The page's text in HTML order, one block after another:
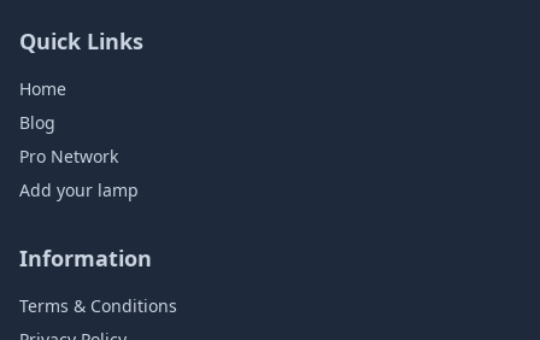
Quick Links
Home
Blog
Pro Network
Add your lamp
Information
Terms & Conditions